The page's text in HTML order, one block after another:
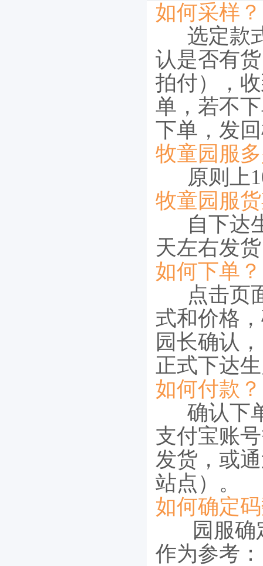
如何采样？
选定款
认是否有
拍付），
单，若不
下单，发
牧童园服
原则上
牧童园服
自下达
天左右发
如何下单？
点击页面
式和价格
园长确认
正式下达
如何付款？
确认下单
支付宝账
发货，或
站点）。
如何确定
园服
作为参考